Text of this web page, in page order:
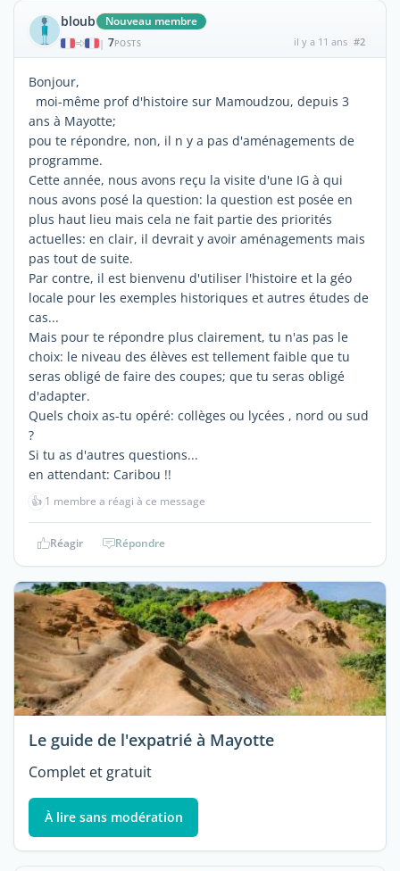
bloub Nouveau membre
| 7POSTS il y a 11 ans #2
Bonjour,
moi-même prof d'histoire sur Mamoudzou, depuis 3
ans à Mayotte;
pou te répondre, non, il n y a pas d'aménagements de
programme.
Cette année, nous avons reçu la visite d'une IG à qui
nous avons posé la question: la question est posée en
plus haut lieu mais cela ne fait partie des priorités
actuelles: en clair, il devrait y avoir aménagements mais
pas tout de suite.
Par contre, il est bienvenu d'utiliser l'histoire et la géo
locale pour les exemples historiques et autres études de
cas...
Mais pour te répondre plus clairement, tu n'as pas le
choix: le niveau des élèves est tellement faible que tu
seras obligé de faire des coupes; que tu seras obligé
d'adapter.
Quels choix as-tu opéré: collèges ou lycées , nord ou sud
?
Si tu as d'autres questions...
en attendant: Caribou !!
👍 1 membre a réagi à ce message
Réagir Répondre
Le guide de l'expatrié à Mayotte
Complet et gratuit
À lire sans modération